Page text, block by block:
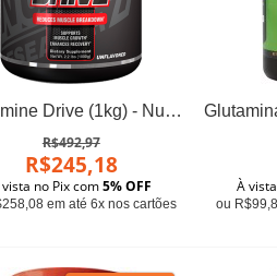
Glutamine Drive (1kg) - Nutrex
R$492,97
R$245,18
vista no Pix com5% OFF
em até 6x nos cartões
À
ou